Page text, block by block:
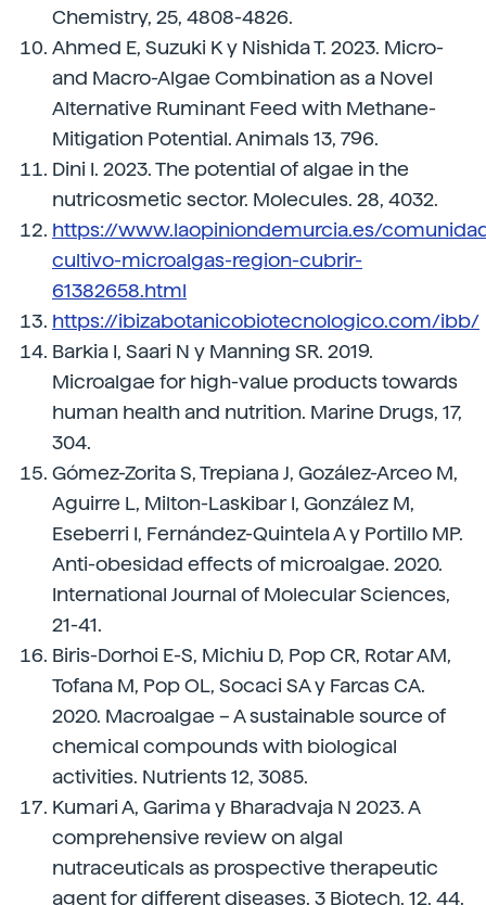
Chemistry, 25, 4808-4826.
Ahmed E, Suzuki K y Nishida T. 2023. Micro-
and Macro-Algae Combination as a Novel
Alternative Ruminant Feed with Methane-
Mitigation Potential. Animals 13, 796.
Dini I. 2023. The potential of algae in the
nutricosmetic sector. Molecules. 28, 4032.
https://www.laopiniondemurcia.es/
cultivo-microalgas-region-cubrir-
61382658.html
https://ibizabotanicobiotecnologico.com/ibb/
Barkia I, Saari N y Manning SR. 2019.
Microalgae for high-value products towards
human health and nutrition. Marine Drugs, 17,
304.
Gómez-Zorita S, Trepiana J, Gozález-Arceo M,
Aguirre L, Milton-Laskibar I, González M,
Eseberri I, Fernández-Quintela A y Portillo MP.
Anti-obesidad effects of microalgae. 2020.
International Journal of Molecular Sciences,
21-41.
Biris-Dorhoi E-S, Michiu D, Pop CR, Rotar AM,
Tofana M, Pop OL, Socaci SA y Farcas CA.
2020. Macroalgae – A sustainable source of
chemical compounds with biological
activities. Nutrients 12, 3085.
Kumari A, Garima y Bharadvaja N 2023. A
comprehensive review on algal
nutraceuticals as prospective therapeutic
agent for different diseases. 3 Biotech, 12, 44.